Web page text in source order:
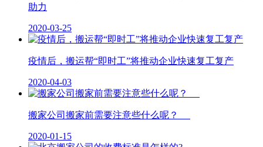
助力
2020-03-25
疫情后，搬运帮“即时工”将推动企业快速复工复产
2020-04-03
搬家公司搬家前需要注意些什么呢？
2020-01-15